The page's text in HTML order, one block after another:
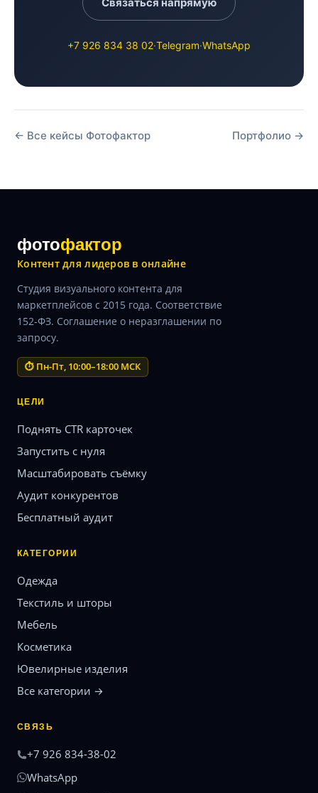
+7 926 834 38 02·Telegram·WhatsApp
← Все кейсы Фотофактор Портфолио →
фотофактор
Контент для лидеров в онлайне
Студия визуального контента для
маркетплейсов с 2015 года. Соответствие
152-ФЗ. Соглашение о неразглашении по
запросу.
⏱ Пн-Пт, 10:00–18:00 МСК
ЦЕЛИ
Поднять CTR карточек
Запустить с нуля
Масштабировать съёмку
Аудит конкурентов
Бесплатный аудит
КАТЕГОРИИ
Одежда
Текстиль и шторы
Мебель
Косметика
Ювелирные изделия
Все категории →
СВЯЗЬ
+7 926 834-38-02
WhatsApp